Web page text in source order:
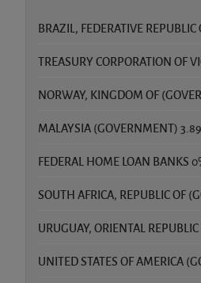
BRAZIL, FEDERATIVE
TREASURY CORPORATION OF
NORWAY, KINGDOM OF
MALAYSIA (GOVERNMENT)
FEDERAL HOME LOAN BANKS
SOUTH AFRICA, REPUBLIC OF
URUGUAY, ORIENTAL
UNITED STATES OF AMERICA